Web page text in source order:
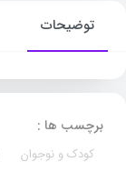
توضیحات
برچسب ها :
کودک و نوجوان